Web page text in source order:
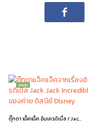
SALE!
ตุ๊กตา แจ็คแจ็ค อินเครดิเบิ้ล / Jack Jack Incredibles